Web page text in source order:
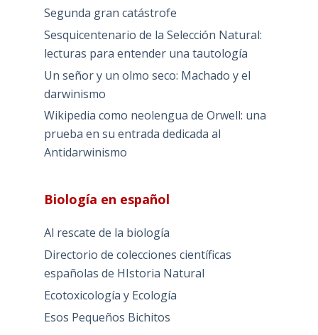
Segunda gran catástrofe
Sesquicentenario de la Selección Natural:
lecturas para entender una tautología
Un señor y un olmo seco: Machado y el
darwinismo
Wikipedia como neolengua de Orwell: una
prueba en su entrada dedicada al
Antidarwinismo
Biología en español
Al rescate de la biología
Directorio de colecciones científicas
españolas de HIstoria Natural
Ecotoxicología y Ecología
Esos Pequeños Bichitos